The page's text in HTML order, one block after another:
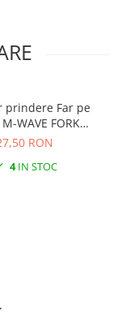
prindere Far pe
WAVE FORK
Negru
RON
4IN STOC